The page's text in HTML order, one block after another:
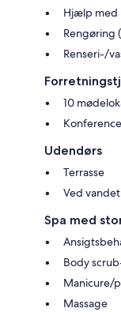
Hjælp med
Rengøring
Renseri-/
10
Udendørs
Terrasse
Ved vandet
Spa med
Body
Manicure/
Massage